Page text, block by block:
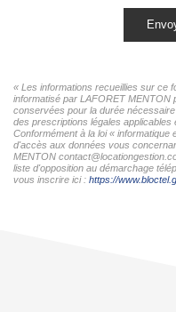
« Les informations recueillies sur ce
informatisé par LAFORET MENTON
conservées pour la durée
des prescriptions légales
Conformément à la loi «
d'accès aux données vous
MENTON
liste d'opposition au démarchage
vous inscrire ici : https://